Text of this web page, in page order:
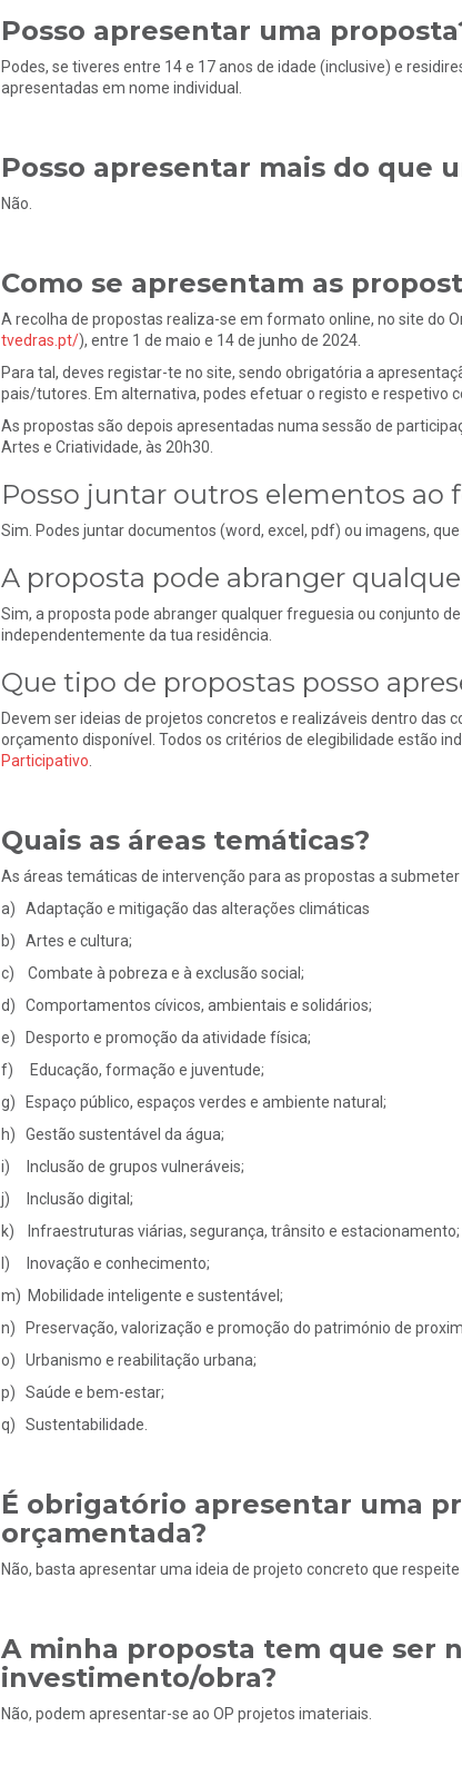
Posso apresentar uma
Podes, se tiveres entre 14 e 17 anos de idade (inclusive) e
apresentadas em nome individual.
Posso apresentar mais do que
Não.
Como se apresentam as
A recolha de propostas realiza-se em formato online, no site do
tvedras.pt/), entre 1 de maio e 14 de junho de 2024.
Para tal, deves registar-te no site, sendo obrigatória a
pais/tutores. Em alternativa, podes efetuar o registo e respetivo
As propostas são depois apresentadas numa sessão de
Artes e Criatividade, às 20h30.
Posso juntar outros elementos ao
Sim. Podes juntar documentos (word, excel, pdf) ou imagens,
A proposta pode abranger
Sim, a proposta pode abranger qualquer freguesia ou conjunto
independentemente da tua residência.
Que tipo de propostas posso
Devem ser ideias de projetos concretos e realizáveis dentro das
orçamento disponível. Todos os critérios de elegibilidade estão
Participativo
Quais as áreas temáticas?
As áreas temáticas de intervenção para as propostas a submeter
a) Adaptação e mitigação das alterações climáticas
b) Artes e cultura;
c) Combate à pobreza e à exclusão social;
d) Comportamentos cívicos, ambientais e solidários;
e) Desporto e promoção da atividade física;
f) Educação, formação e juventude;
g) Espaço público, espaços verdes e ambiente natural;
h) Gestão sustentável da água;
i) Inclusão de grupos vulneráveis;
j) Inclusão digital;
k) Infraestruturas viárias, segurança, trânsito e estacionamento;
l) Inovação e conhecimento;
m) Mobilidade inteligente e sustentável;
n) Preservação, valorização e promoção do património de
o) Urbanismo e reabilitação urbana;
p) Saúde e bem-estar;
q) Sustentabilidade.
É obrigatório apresentar uma
orçamentada?
Não, basta apresentar uma ideia de projeto concreto que
A minha proposta tem que ser
investimento/obra?
Não, podem apresentar-se ao OP projetos imateriais.